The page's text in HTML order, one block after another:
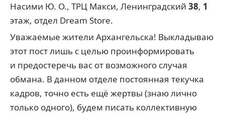
Насими Ю. О., ТРЦ Макси, Ленинградский 38, 1
этаж, отдел Dream Store.
Уважаемые жители Архангельска! Выкладываю
этот пост лишь с целью проинформировать
и предостеречь вас от возможного случая
обмана. В данном отделе постоянная текучка
кадров, точно есть ещё жертвы (знаю лично
только одного), будем писать коллективную